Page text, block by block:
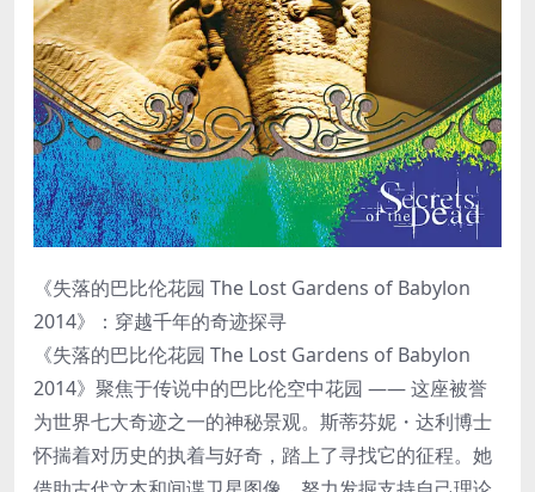
《失落的巴比伦花园 The Lost Gardens of Babylon
2014》：穿越千年的奇迹探寻
《失落的巴比伦花园 The Lost Gardens of Babylon
2014》聚焦于传说中的巴比伦空中花园 —— 这座被誉
为世界七大奇迹之一的神秘景观。斯蒂芬妮・达利博士
怀揣着对历史的执着与好奇，踏上了寻找它的征程。她